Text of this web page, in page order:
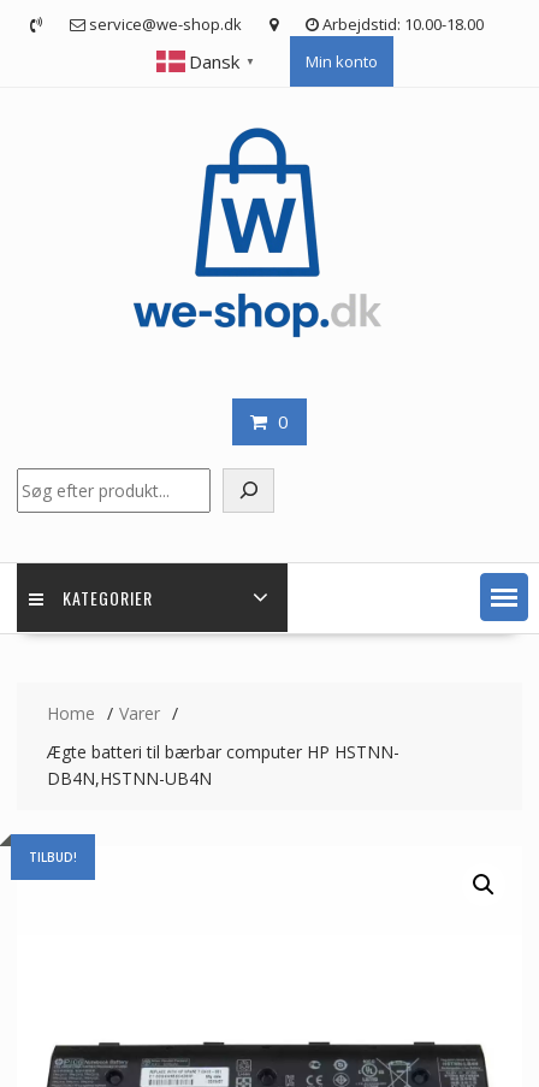
service@we-shop.dk Arbejdstid: 10.00-18.00
Dansk ▼ Min konto
0
KATEGORIER
Home
Varer
Ægte batteri til bærbar computer HP HSTNN-
DB4N,HSTNN-UB4N
TILBUD!